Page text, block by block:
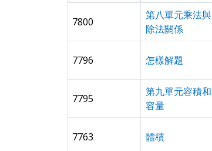
7800
第八單元乘法與
除法關係
7796 怎樣解題
7795
第九單元容積和
容量
7763 體積